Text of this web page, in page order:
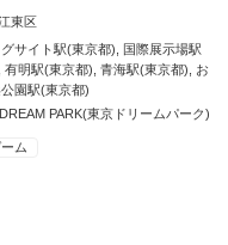
東区
サイト駅(東京都), 国際展示場駅
,有明駅(東京都),青海駅(東京都), お
園駅(東京都)
PARK(東京ドリームパーク)
ム